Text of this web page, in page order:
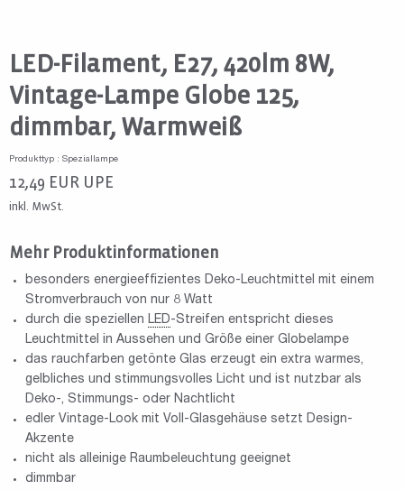
LED-Filament, E27, 420lm 8W,
Vintage-Lampe Globe 125,
dimmbar, Warmweiß
Produkttyp : Speziallampe
12,49 EUR UPE
inkl. MwSt.
Mehr Produktinformationen
besonders energieeffizientes Deko-Leuchtmittel mit einem
Stromverbrauch von nur 8 Watt
durch die speziellen LED-Streifen entspricht dieses
Leuchtmittel in Aussehen und Größe einer Globelampe
das rauchfarben getönte Glas erzeugt ein extra warmes,
gelbliches und stimmungsvolles Licht und ist nutzbar als
Deko-, Stimmungs- oder Nachtlicht
edler Vintage-Look mit Voll-Glasgehäuse setzt Design-
Akzente
nicht als alleinige Raumbeleuchtung geeignet
dimmbar